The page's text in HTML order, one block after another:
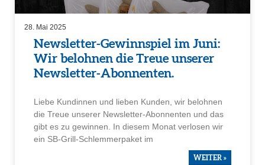
Newsletter-Gewinn­spiel im Juni:
Wir belohnen die Treue unserer
Newsletter-Abonnenten.
Liebe Kundinnen und lieben Kunden, wir belohnen
die Treue unserer Newsletter-Abonnenten und das
gibt es zu gewinnen. In diesem Monat verlosen wir
ein SB-Grill-Schlem­mer­paket im
WEITER »
28. Mai 2025